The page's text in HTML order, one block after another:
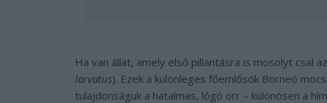
Ha van állat, amely első pillantásra is mosolyt csal
larvatus). Ezek a különleges főemlősök Borneó
tulajdonságuk a hatalmas, lógó orr – különösen a